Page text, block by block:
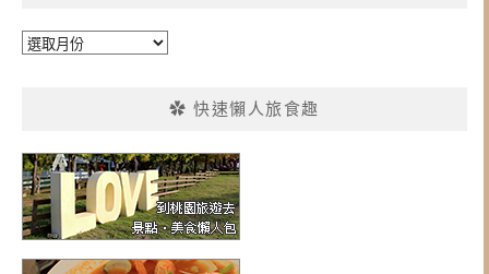
彙
✿ 快速懶人旅食趣